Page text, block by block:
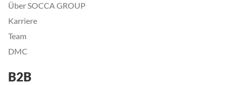
Über SOCCA GROUP
Karriere
Team
DMC
B2B